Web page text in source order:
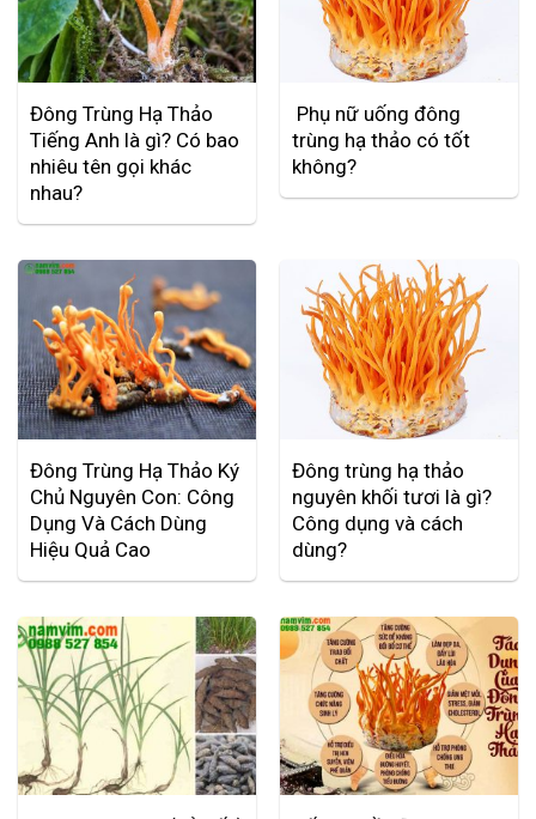
Đông Trùng Hạ Thảo
Tiếng Anh là gì? Có bao
nhiêu tên gọi khác
nhau?
Phụ nữ uống đông
trùng hạ thảo có tốt
không?
Đông Trùng Hạ Thảo Ký
Chủ Nguyên Con: Công
Dụng Và Cách Dùng
Hiệu Quả Cao
Đông trùng hạ thảo
nguyên khối tươi là gì?
Công dụng và cách
dùng?